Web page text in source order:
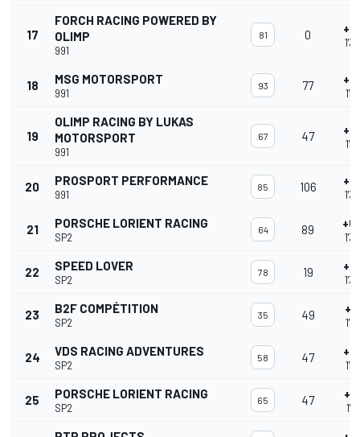
17
FORCH RACING POWERED BY
OLIMP
991
81 0
18 MSG MOTORSPORT
991
93 77
19
OLIMP RACING BY LUKAS
MOTORSPORT
991
67 47
20 PROSPORT PERFORMANCE
991
85 106
21 PORSCHE LORIENT RACING
SP2
64 89
22 SPEED LOVER
SP2
78 19
23 B2F COMPÉTITION
SP2
35 49
24 VDS RACING ADVENTURES
SP2
58 47
25 PORSCHE LORIENT RACING
SP2
65 47